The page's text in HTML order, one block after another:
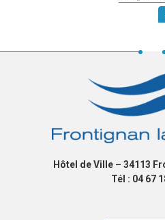
Hôtel de Ville – 34113
Tél : 04 67